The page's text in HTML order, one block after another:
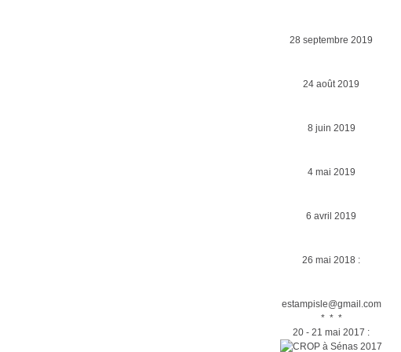
28 septembre 2019
24 août 2019
8 juin 2019
4 mai 2019
6 avril 2019
26 mai 2018 :
estampisle@gmail.com
* * *
20 - 21 mai 2017 :